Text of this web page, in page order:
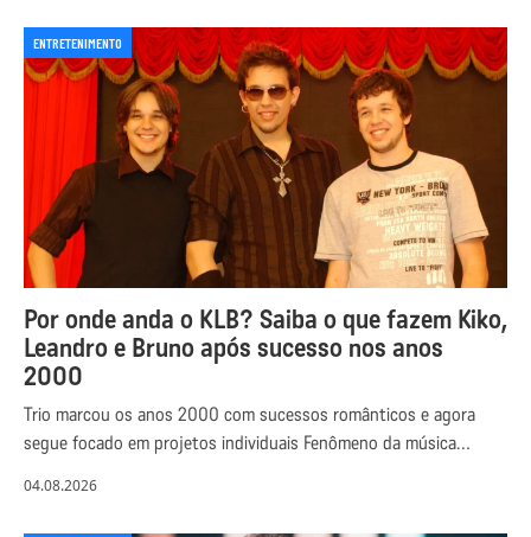
ENTRETENIMENTO
Por onde anda o KLB? Saiba o que fazem Kiko,
Leandro e Bruno após sucesso nos anos
2000
Trio marcou os anos 2000 com sucessos românticos e agora
segue focado em projetos individuais Fenômeno da música…
04.08.2026